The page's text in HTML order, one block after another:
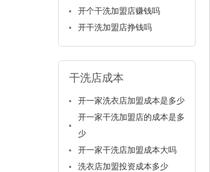
开个干洗加盟店赚钱吗
开干洗加盟店挣钱吗
干洗店成本
开一家洗衣店加盟成本是多少
开一家干洗加盟店的成本是多
少
开一家干洗店加盟成本大吗
洗衣店加盟投资成本多少